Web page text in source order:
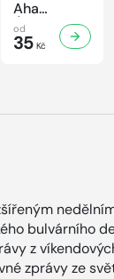
Aha
Úsporná
kuchařka -
od
35Kč
bulvárního
z
zprávy ze